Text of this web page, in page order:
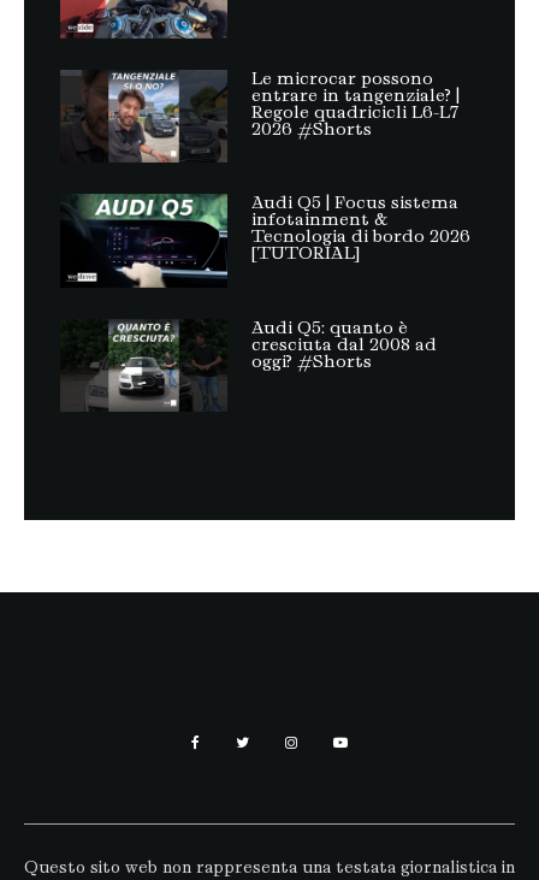
Le microcar possono
entrare in tangenziale? |
Regole quadricicli L6-L7
2026 #Shorts
Audi Q5 | Focus sistema
infotainment &
Tecnologia di bordo 2026
[TUTORIAL]
Audi Q5: quanto è
cresciuta dal 2008 ad
oggi? #Shorts
Questo sito web non rappresenta una testata giornalistica in